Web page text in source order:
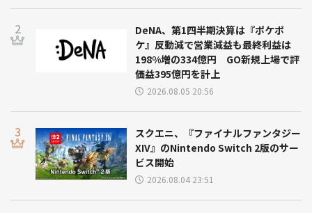
DeNA、第1四半期決算は『ポケポ
ケ』反動減で営業減益も最終利益は
198%増の334億円 GO新規上場で評
価益395億円を計上
2026.08.05 20:56
スクエニ、『ファイナルファンタジー
XIV』のNintendo Switch 2版のサー
ビス開始
2026.08.04 23:51